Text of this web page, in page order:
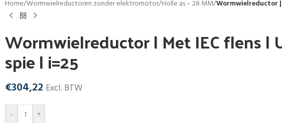
Home/Wormwielreductoren zonder elektromotor/Holle as – 28 MM/Wormwielreductor |
Wormwielreductor | Met IEC flens |
spie | i=25
€304,22 Excl. BTW
- +